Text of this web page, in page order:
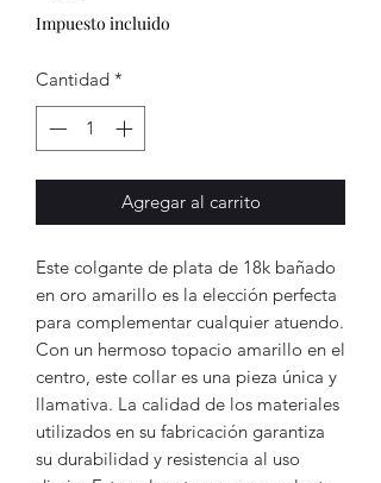
Impuesto incluido
Cantidad *
Agregar al carrito
Este colgante de plata de 18k bañado
en oro amarillo es la elección perfecta
para complementar cualquier atuendo.
Con un hermoso topacio amarillo en el
centro, este collar es una pieza única y
llamativa. La calidad de los materiales
utilizados en su fabricación garantiza
su durabilidad y resistencia al uso